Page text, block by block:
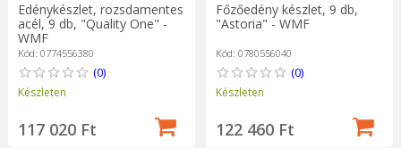
Edénykészlet, rozsdamentes
acél, 9 db, "Quality One" -
WMF
Kód: 0774556380
(0)
Készleten
117 020 Ft
Főzőedény készlet, 9 db,
"Astoria" - WMF
Kód: 0780556040
(0)
Készleten
122 460 Ft